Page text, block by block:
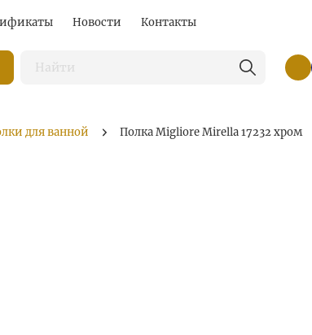
Новости Контакты
для ванной Полка Migliore Mirella 17232 хром